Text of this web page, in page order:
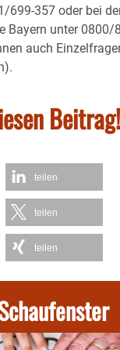
699-357 oder bei
Bayern unter 0800/
auch
Beitrag!
teilen
teilen
teilen